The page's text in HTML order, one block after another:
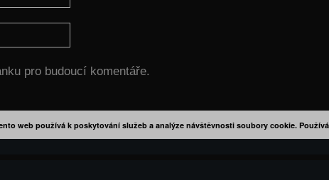
pro budoucí komentáře.
web používá k poskytování služeb a analýze návštěvnosti soubory cookie.